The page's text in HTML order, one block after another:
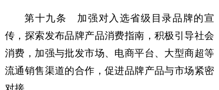
第十九条 加强对入选省级目录品牌的宣
传，探索发布品牌产品消费指南，积极引导社会
消费，加强与批发市场、电商平台、大型商超等
流通销售渠道的合作，促进品牌产品与市场紧密